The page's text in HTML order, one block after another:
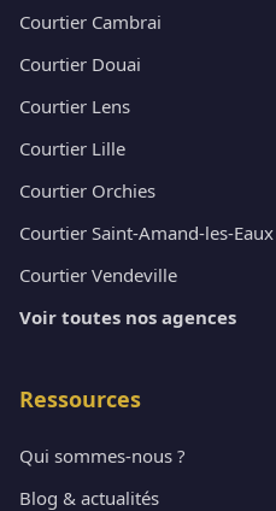
Courtier Cambrai
Courtier Douai
Courtier Lens
Courtier Lille
Courtier Orchies
Courtier Saint-Amand-les-Eaux
Courtier Vendeville
Voir toutes nos agences
Ressources
Qui sommes-nous ?
Blog & actualités